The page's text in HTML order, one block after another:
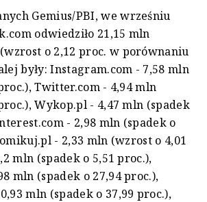
Gemius/PBI, we wrześniu
odwiedziło 21,15 mln
o 2,12 proc. w porównaniu
były: Instagram.com - 7,58 mln
Twitter.com - 4,94 mln
Wykop.pl - 4,47 mln (spadek
- 2,98 mln (spadek o
- 2,33 mln (wzrost o 4,01
mln (spadek o 5,51 proc.),
mln (spadek o 27,94 proc.),
mln (spadek o 37,99 proc.),